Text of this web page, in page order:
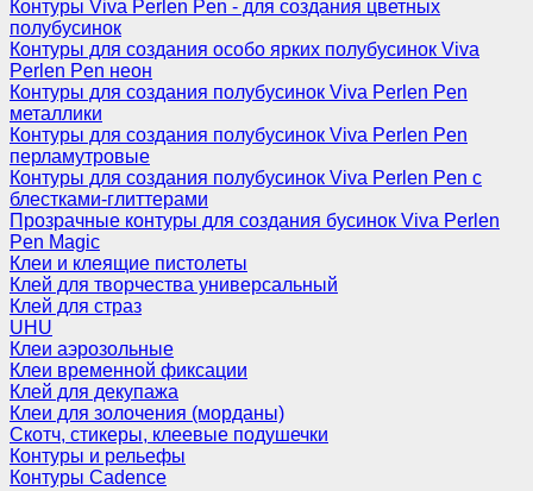
Контуры Viva Perlen Pen - для создания цветных
полубусинок
Контуры для создания особо ярких полубусинок Viva
Perlen Pen неон
Контуры для создания полубусинок Viva Perlen Pen
металлики
Контуры для создания полубусинок Viva Perlen Pen
перламутровые
Контуры для создания полубусинок Viva Perlen Pen с
блестками-глиттерами
Прозрачные контуры для создания бусинок Viva Perlen
Pen Magic
Клеи и клеящие пистолеты
Клей для творчества универсальный
Клей для страз
UHU
Клеи аэрозольные
Клеи временной фиксации
Клей для декупажа
Клеи для золочения (морданы)
Скотч, стикеры, клеевые подушечки
Контуры и рельефы
Контуры Cadence